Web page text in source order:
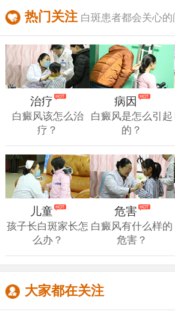
热门关注 白斑患者都会关心的
治疗
白癜风该怎么治
疗？
病因
白癜风是怎么引起
的？
儿童
孩子长白斑家长怎
么办？
危害
白癜风有什么样的
危害？
大家都在关注